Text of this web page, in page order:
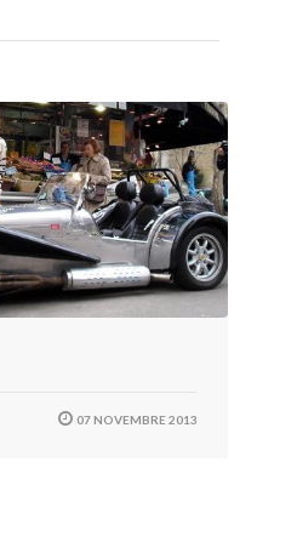
07 NOVEMBRE 2013